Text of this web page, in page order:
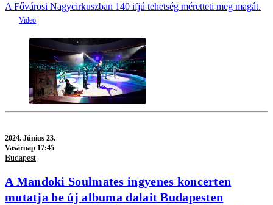
A Fővárosi Nagycirkuszban 140 ifjú tehetség méretteti meg magát.
2024. Június 23.
Vasárnap 17:45
Budapest
A Mandoki Soulmates ingyenes koncerten
mutatja be új albuma dalait Budapesten